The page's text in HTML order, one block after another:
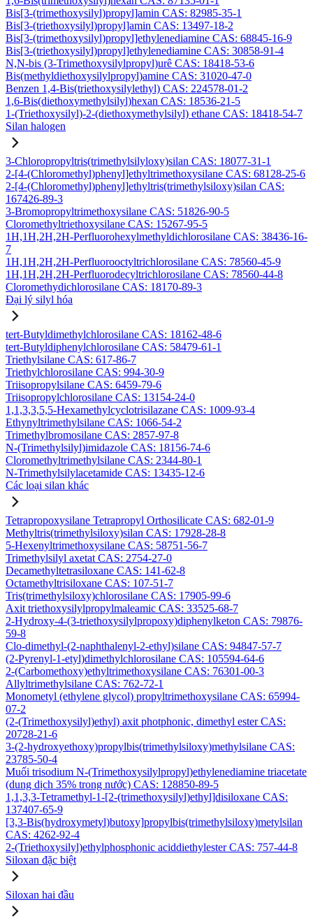
Bis[3-(trimethoxysilyl)propyl]amin CAS: 82985-35-1
Bis[3-(triethoxysilyl)propyl]amin CAS: 13497-18-2
Bis[3-(trimethoxysilyl)propyl]ethylenediamine CAS: 68845-16-9
Bis[3-(triethoxysilyl)propyl]ethylenediamine CAS: 30858-91-4
N,N-bis (3-Trimethoxysilylpropyl)urê CAS: 18418-53-6
Bis(methyldiethoxysilylpropyl)amine CAS: 31020-47-0
Benzen 1,4-Bis(triethoxysilylethyl) CAS: 224578-01-2
1,6-Bis(diethoxymethylsilyl)hexan CAS: 18536-21-5
1-(Triethoxysilyl)-2-(diethoxymethylsilyl) ethane CAS: 18418-54-7
Silan halogen
3-Chloropropyltris(trimethylsilyloxy)silan CAS: 18077-31-1
2-[4-(Chloromethyl)phenyl]ethyltrimethoxysilane CAS: 68128-25-6
2-[4-(Chloromethyl)phenyl]ethyltris(trimethylsiloxy)silan CAS:
167426-89-3
3-Bromopropyltrimethoxysilane CAS: 51826-90-5
Cloromethyltriethoxysilane CAS: 15267-95-5
1H,1H,2H,2H-Perfluorohexylmethyldichlorosilane CAS: 38436-16-
7
1H,1H,2H,2H-Perfluorooctyltrichlorosilane CAS: 78560-45-9
1H,1H,2H,2H-Perfluorodecyltrichlorosilane CAS: 78560-44-8
Cloromethydichlorosilane CAS: 18170-89-3
Đại lý silyl hóa
tert-Butyldimethylchlorosilane CAS: 18162-48-6
tert-Butyldiphenylchlorosilane CAS: 58479-61-1
Triethylsilane CAS: 617-86-7
Triethylchlorosilane CAS: 994-30-9
Triisopropylsilane CAS: 6459-79-6
Triisopropylchlorosilane CAS: 13154-24-0
1,1,3,3,5,5-Hexamethylcyclotrisilazane CAS: 1009-93-4
Ethynyltrimethylsilane CAS: 1066-54-2
Trimethylbromosilane CAS: 2857-97-8
N-(Trimethylsilyl)imidazole CAS: 18156-74-6
Cloromethyltrimethylsilane CAS: 2344-80-1
N-Trimethylsilylacetamide CAS: 13435-12-6
Các loại silan khác
Tetrapropoxysilane Tetrapropyl Orthosilicate CAS: 682-01-9
Methyltris(trimethylsiloxy)silan CAS: 17928-28-8
5-Hexenyltrimethoxysilane CAS: 58751-56-7
Trimethylsilyl axetat CAS: 2754-27-0
Decamethyltetrasiloxane CAS: 141-62-8
Octamethyltrisiloxane CAS: 107-51-7
Tris(trimethylsiloxy)chlorosilane CAS: 17905-99-6
Axit triethoxysilylpropylmaleamic CAS: 33525-68-7
2-Hydroxy-4-(3-triethoxysilylpropoxy)diphenylketon CAS: 79876-
59-8
Clo-dimethyl-(2-naphthalenyl-2-ethyl)silane CAS: 94847-57-7
(2-Pyrenyl-1-etyl)dimethylchlorosilane CAS: 105594-64-6
2-(Carbomethoxy)ethyltrimethoxysilane CAS: 76301-00-3
Allyltrimethylsilane CAS: 762-72-1
Monometyl (ethylene glycol) propyltrimethoxysilane CAS: 65994-
07-2
(2-(Trimethoxysilyl)ethyl) axit photphonic, dimethyl ester CAS:
20728-21-6
3-(2-hydroxyethoxy)propylbis(trimethylsiloxy)methylsilane CAS:
23785-50-4
Muối trisodium N-(Trimethoxysilylpropyl)ethylenediamine triacetate
(dung dịch 35% trong nước) CAS: 128850-89-5
1,1,3,3-Tetramethyl-1-[2-(trimethoxysilyl)ethyl]disiloxane CAS:
137407-65-9
[3,3-Bis(hydroxymetyl)butoxy]propylbis(trimethylsiloxy)metylsilan
CAS: 4262-92-4
2-(Triethoxysilyl)ethylphosphonic aciddiethylester CAS: 757-44-8
Siloxan đặc biệt
Siloxan hai đầu